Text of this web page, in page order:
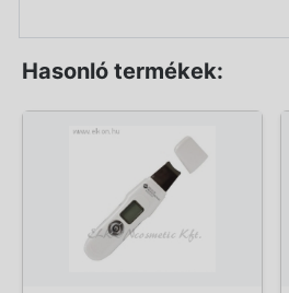
Hasonló termékek: